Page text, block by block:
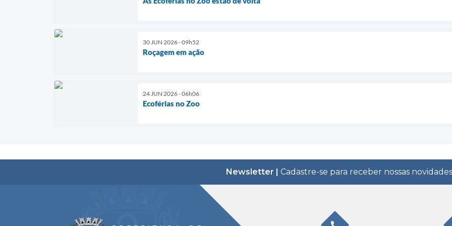
30 JUN 2026 - 09h52
Roçagem em ação
24 JUN 2026 - 06h06
Ecoférias no Zoo
Newsletter | Cadastre-se para receber nossas novidades